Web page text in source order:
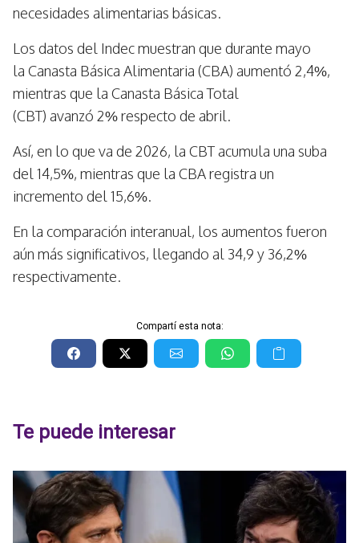
necesidades alimentarias básicas.
Los datos del Indec muestran que durante mayo
la Canasta Básica Alimentaria (CBA) aumentó 2,4%,
mientras que la Canasta Básica Total
(CBT) avanzó 2% respecto de abril.
Así, en lo que va de 2026, la CBT acumula una suba
del 14,5%, mientras que la CBA registra un
incremento del 15,6%.
En la comparación interanual, los aumentos fueron
aún más significativos, llegando al 34,9 y 36,2%
respectivamente.
Compartí esta nota:
Te puede interesar